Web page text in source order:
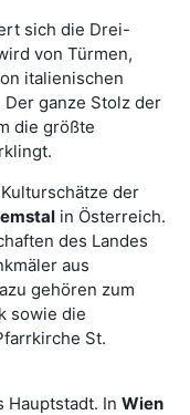
sich die Drei-
von Türmen,
italienischen
ganze Stolz der
die größte
der
in Österreich.
des Landes
aus
gehören zum
sowie die
St.
Hauptstadt. In Wien